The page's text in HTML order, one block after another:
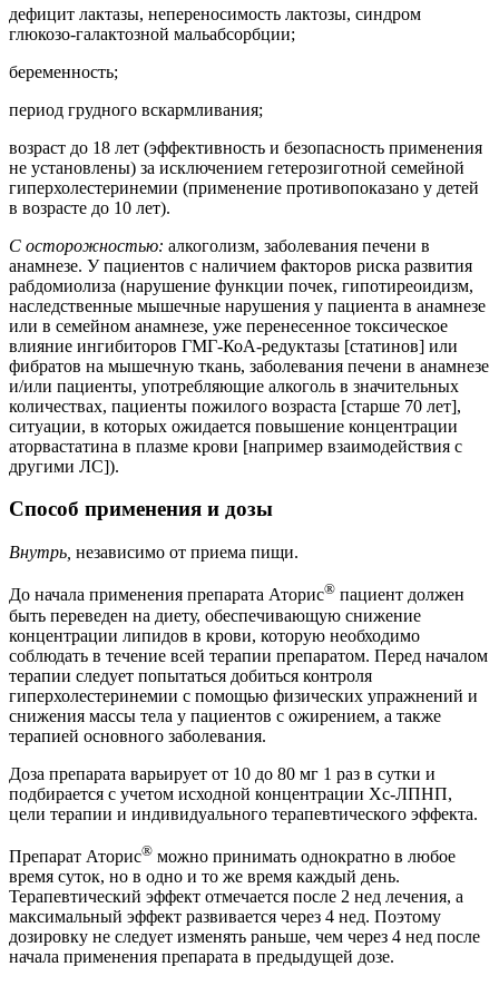
дефицит лактазы, непереносимость лактозы, синдром
глюкозо-галактозной мальабсорбции;
беременность;
период грудного вскармливания;
возраст до 18 лет (эффективность и безопасность применения
не установлены) за исключением гетерозиготной семейной
гиперхолестеринемии (применение противопоказано у детей
в возрасте до 10 лет).
С осторожностью: алкоголизм, заболевания печени в
анамнезе. У пациентов с наличием факторов риска развития
рабдомиолиза (нарушение функции почек, гипотиреоидизм,
наследственные мышечные нарушения у пациента в анамнезе
или в семейном анамнезе, уже перенесенное токсическое
влияние ингибиторов ГМГ-КоА-редуктазы [статинов] или
фибратов на мышечную ткань, заболевания печени в анамнезе
и/или пациенты, употребляющие алкоголь в значительных
количествах, пациенты пожилого возраста [старше 70 лет],
ситуации, в которых ожидается повышение концентрации
аторвастатина в плазме крови [например взаимодействия с
другими ЛС]).
Способ применения и дозы
Внутрь, независимо от приема пищи.
До начала применения препарата Аторис® пациент должен
быть переведен на диету, обеспечивающую снижение
концентрации липидов в крови, которую необходимо
соблюдать в течение всей терапии препаратом. Перед началом
терапии следует попытаться добиться контроля
гиперхолестеринемии с помощью физических упражнений и
снижения массы тела у пациентов с ожирением, а также
терапией основного заболевания.
Доза препарата варьирует от 10 до 80 мг 1 раз в сутки и
подбирается с учетом исходной концентрации Хс-ЛПНП,
цели терапии и индивидуального терапевтического эффекта.
Препарат Аторис® можно принимать однократно в любое
время суток, но в одно и то же время каждый день.
Терапевтический эффект отмечается после 2 нед лечения, а
максимальный эффект развивается через 4 нед. Поэтому
дозировку не следует изменять раньше, чем через 4 нед после
начала применения препарата в предыдущей дозе.